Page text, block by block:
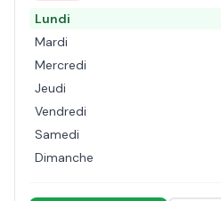
Lundi
Mardi
Mercredi
Jeudi
Vendredi
Samedi
Dimanche